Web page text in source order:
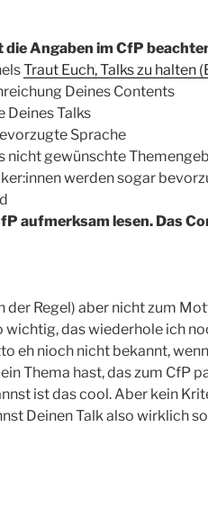
Angaben im CfP
Traut Euch, Talks zu halten
Deines Contents
Deines Talks
Sprache
nicht gewünschte
werden sogar
aufmerksam lesen. Das
der Regel) aber nicht zum
wichtig, das wiederhole ich
eh nioch nicht bekannt,
Thema hast, das zum CfP
ist das cool. Aber kein
Deinen Talk also wirklich